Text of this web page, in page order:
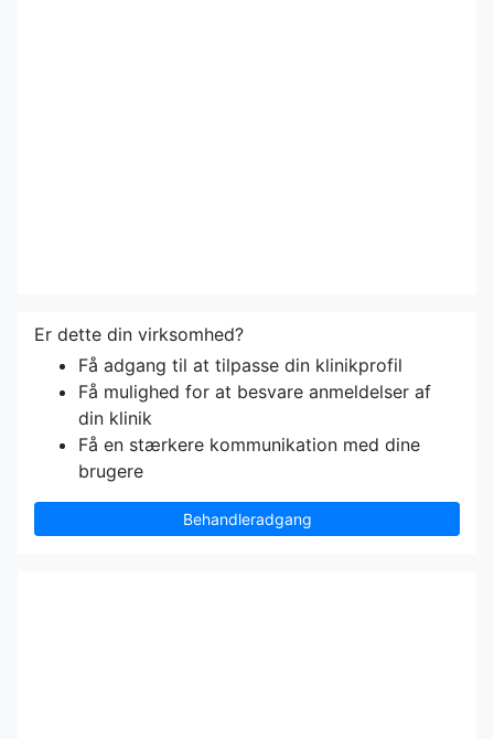
Er dette din virksomhed?
Få adgang til at tilpasse din klinikprofil
Få mulighed for at besvare anmeldelser af
din klinik
Få en stærkere kommunikation med dine
brugere
Behandleradgang